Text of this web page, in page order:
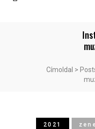
Címoldal >
2021 zene